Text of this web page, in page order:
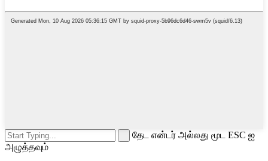
தேட என்டர் அல்லது மூட ESC ஐ
அழுத்தவும்